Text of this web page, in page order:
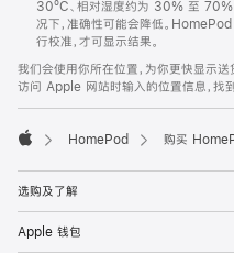
30ºC、相对湿度约为 30% 至 70%
况下，准确性可能会降低。
行校准，才可显示结果。
我们会使用你所在位置，为你更快显示
访问 Apple 网站时输入的位置信息，找
HomePod 购买
选购及了解
Apple 钱包